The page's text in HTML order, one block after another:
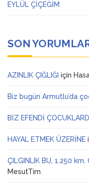
EYLÜL ÇİÇEĞİM
SON
AZINLIK ÇIĞLIĞI için
Biz bugün Armutlu’da
BİZ EFENDİ
HAYAL ETMEK ÜZERİNE
ÇILGINLIK BU, 1.250 km.
MesutTim